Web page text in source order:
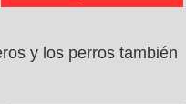
y los perros también